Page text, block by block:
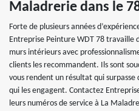
Maladrerie dans le
Forte de plusieurs années
Entreprise Peinture WDT 78 travaille
murs intérieurs avec
clients les recommandent. Ils sont
vous rendent un résultat qui surpasse
qui les engagent. Contactez
leurs numéros de service à La